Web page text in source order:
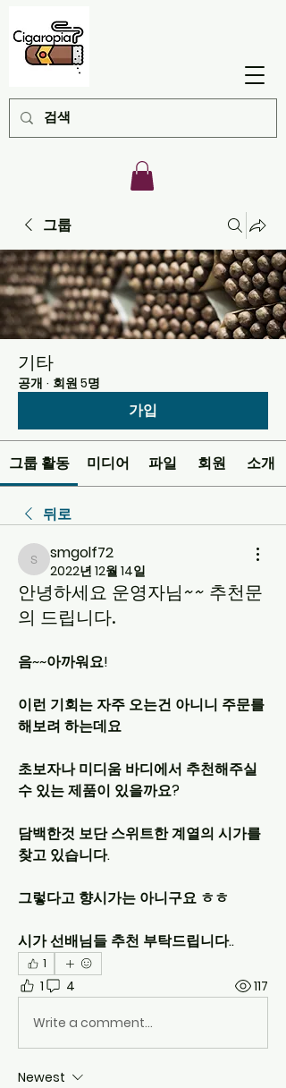
그룹
기타
공개 · 회원 5명
가입
그룹 활동 미디어 파일 회원 소개
뒤로
smgolf72
smgolf72
2022년 12월 14일
안녕하세요 운영자님~~ 추천문
의 드립니다.
음~~아까워요!
이런 기회는 자주 오는건 아니니 주문를
해보려 하는데요
초보자나 미디움 바디에서 추천해주실
수 있는 제품이 있을까요?
담백한것 보단 스위트한 계열의 시가를
찾고 있습니다.
그렇다고 향시가는 아니구요 ㅎㅎ
시가 선배님들 추천 부탁드립니다..
1
1 4 117
Write a comment...
Newest